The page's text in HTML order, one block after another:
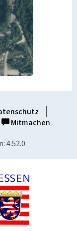
Mitmachen
4.52.0